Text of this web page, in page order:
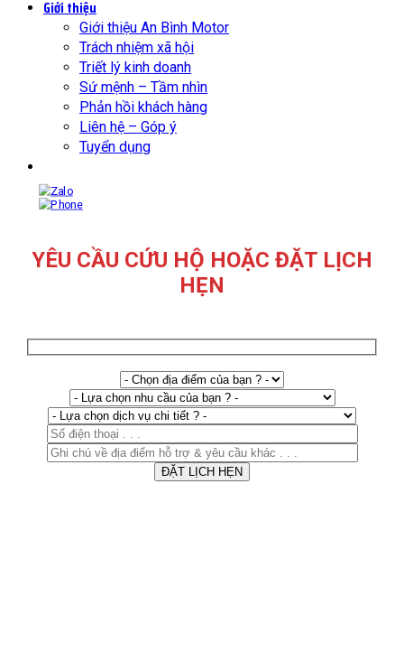
Giới thiệu
Giới thiệu An Bình Motor
Trách nhiệm xã hội
Triết lý kinh doanh
Sứ mệnh – Tầm nhìn
Phản hồi khách hàng
Liên hệ – Góp ý
Tuyển dụng
YÊU CẦU CỨU HỘ HOẶC ĐẶT LỊCH
HẸN